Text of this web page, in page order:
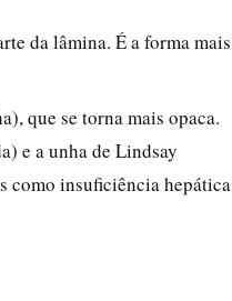
da lâmina. É a forma mais
que se torna mais opaca.
e a unha de Lindsay
como insuficiência hepática